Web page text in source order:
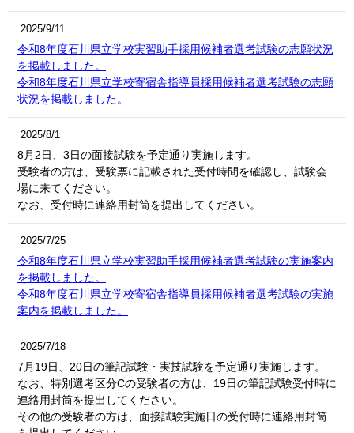
2025/9/11
令和8年度石川県立学校実習助手採用候補者選考試験の志願状況
を掲載しました。
令和8年度石川県立学校寄宿舎指導員採用候補者選考試験の志願
状況を掲載しました。
2025/8/1
8月2日、3日の面接試験を予定通り実施します。
受験者の方は、受験票に記載された受付時間を確認し、試験会
場に来てください。
なお、受付時に連絡用封筒を提出してください。
2025/7/25
令和8年度石川県立学校実習助手採用候補者選考試験の実施案内
を掲載しました。
令和8年度石川県立学校寄宿舎指導員採用候補者選考試験の実施
案内を掲載しました。
2025/7/18
7月19日、20日の筆記試験・実技試験を予定通り実施します。
なお、特別選考区分Cの受験者の方は、19日の筆記試験受付時に
連絡用封筒を提出してください。
その他の受験者の方は、面接試験実施日の受付時に連絡用封筒